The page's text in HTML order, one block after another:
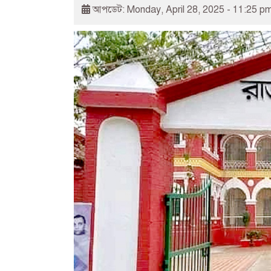
আপডেট: Monday, April 28, 2025 - 11:25